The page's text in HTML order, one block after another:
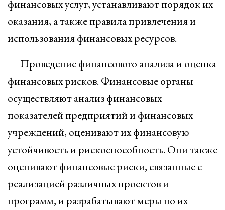
финансовых услуг, устанавливают порядок их
оказания, а также правила привлечения и
использования финансовых ресурсов.
— Проведение финансового анализа и оценка
финансовых рисков. Финансовые органы
осуществляют анализ финансовых
показателей предприятий и финансовых
учреждений, оценивают их финансовую
устойчивость и рискоспособность. Они также
оценивают финансовые риски, связанные с
реализацией различных проектов и
программ, и разрабатывают меры по их